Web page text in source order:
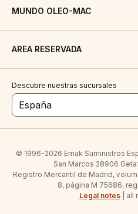
MUNDO OLEO-MAC
AREA RESERVADA
Descubre nuestras sucursales
España
© 1996-2026 Emak Suministros
San Marcos 28906
Registro Mercantil de Madrid,
8, página M 75686,
Legal notes| all